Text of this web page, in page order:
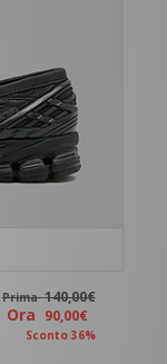
Prima140,00€
Ora 90,00€
Sconto 36%